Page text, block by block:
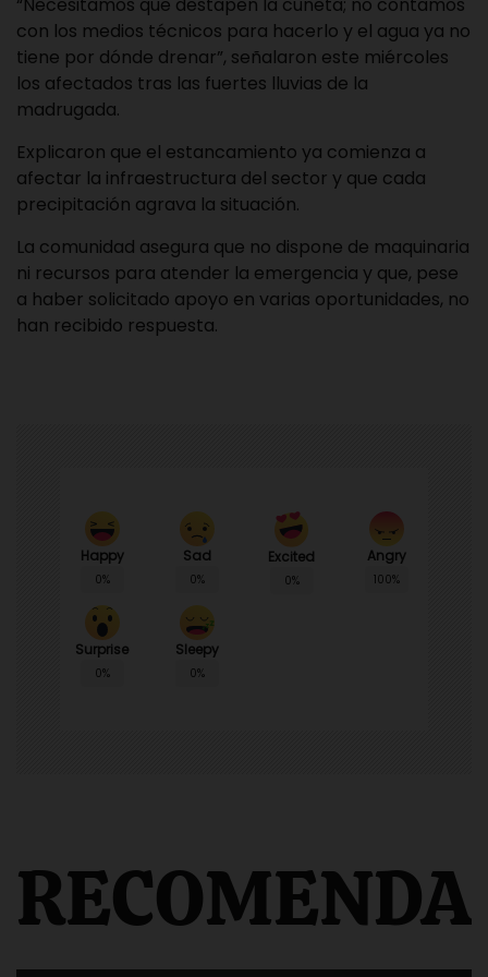
con los medios técnicos para hacerlo y el agua ya no
tiene por dónde drenar”, señalaron este miércoles
los afectados tras las fuertes lluvias de la
madrugada.
Explicaron que el estancamiento ya comienza a
afectar la infraestructura del sector y que cada
precipitación agrava la situación.
La comunidad asegura que no dispone de maquinaria
ni recursos para atender la emergencia y que, pese
a haber solicitado apoyo en varias oportunidades, no
han recibido respuesta.
Happy
0%
Sad
0%
Excited
0%
Angry
100%
Surprise
0%
Sleepy
0%